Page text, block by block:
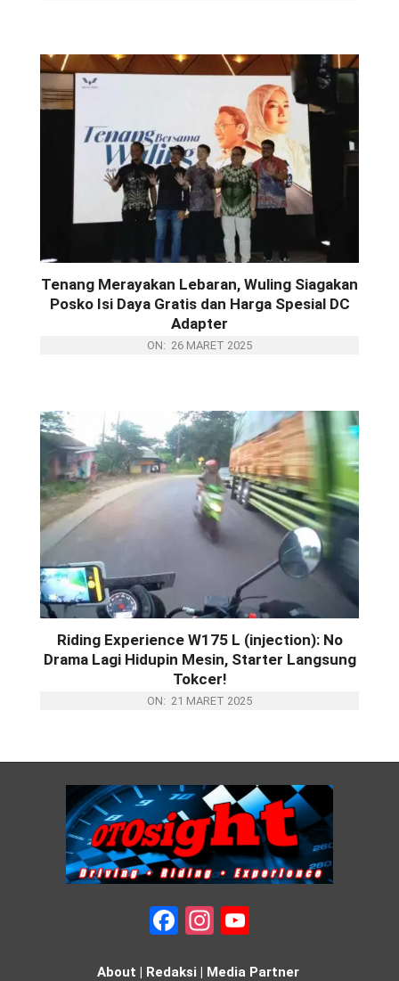
WULING HANDOVER 25 UNIT EKSION,
BUKUKAN 1.000 SPK LEBIH SEJAK
DIPERKENALKAN NASIONAL
Tenang Merayakan Lebaran, Wuling Siagakan
Posko Isi Daya Gratis dan Harga Spesial DC
Adapter
ON: 26 MARET 2025
Riding Experience W175 L (injection): No
Drama Lagi Hidupin Mesin, Starter Langsung
Tokcer!
ON: 21 MARET 2025
Facebook
Instagram
About Redaksi Media Partner